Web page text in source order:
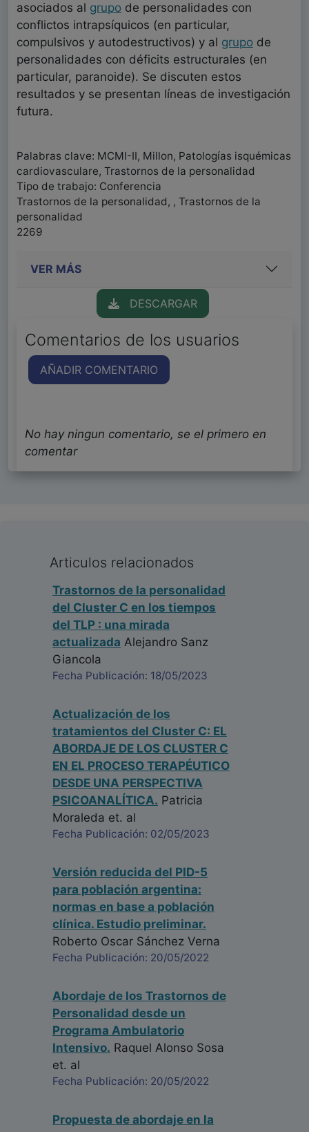
asociados al grupo de personalidades con
conflictos intrapsíquicos (en particular,
compulsivos y autodestructivos) y al grupo de
personalidades con déficits estructurales (en
particular, paranoide). Se discuten estos
resultados y se presentan líneas de investigación
futura.
Palabras clave: MCMI-II, Millon, Patologías isquémicas
cardiovasculare, Trastornos de la personalidad
Tipo de trabajo: Conferencia
Trastornos de la personalidad, , Trastornos de la
personalidad
2269
VER MÁS
DESCARGAR
Comentarios de los usuarios
AÑADIR COMENTARIO
No hay ningun comentario, se el primero en
comentar
Articulos relacionados
Trastornos de la personalidad
del Cluster C en los tiempos
del TLP : una mirada
actualizada Alejandro Sanz
Giancola
Fecha Publicación: 18/05/2023
Actualización de los
tratamientos del Cluster C: EL
ABORDAJE DE LOS CLUSTER C
EN EL PROCESO TERAPÉUTICO
DESDE UNA PERSPECTIVA
PSICOANALÍTICA. Patricia
Moraleda et. al
Fecha Publicación: 02/05/2023
Versión reducida del PID-5
para población argentina:
normas en base a población
clínica. Estudio preliminar.
Roberto Oscar Sánchez Verna
Fecha Publicación: 20/05/2022
Abordaje de los Trastornos de
Personalidad desde un
Programa Ambulatorio
Intensivo. Raquel Alonso Sosa
et. al
Fecha Publicación: 20/05/2022
Propuesta de abordaje en la